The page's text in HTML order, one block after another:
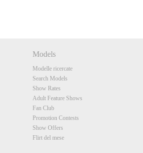
Models
Modelle ricercate
Search Models
Show Rates
Adult Feature Shows
Fan Club
Promotion Contests
Show Offers
Flirt del mese
F
R
E
E
C
R
E
DI
T
S